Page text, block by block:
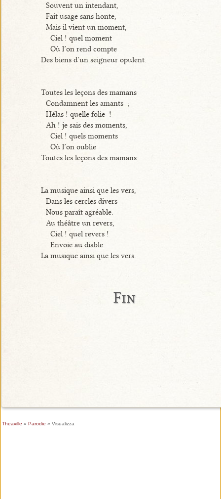
Souvent un intendant,
Fait usage sans honte,
Mais il vient un moment,
Ciel ! quel moment
Où l’on rend compte
Des biens d’un seigneur opulent.
Toutes les leçons des mamans
Condamnent les amants ;
Hélas ! quelle folie !
Ah ! je sais des moments,
Ciel ! quels moments
Où l’on oublie
Toutes les leçons des mamans.
La musique ainsi que les vers,
Dans les cercles divers
Nous paraît agréable.
Au théâtre un revers,
Ciel ! quel revers !
Envoie au diable
La musique ainsi que les vers.
Fin
Theaville » Parodie » Visualizza